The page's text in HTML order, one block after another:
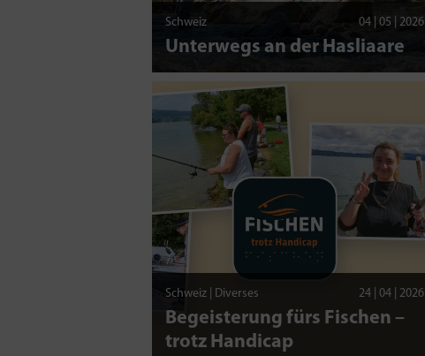
Schweiz 04 | 05 | 2026
Unterwegs an der Hasliaare
Schweiz | Diverses 24 | 04 | 2026
Begeisterung fürs Fischen –
trotz Handicap